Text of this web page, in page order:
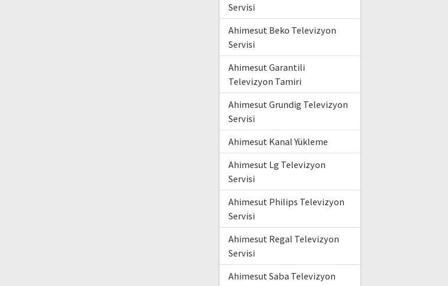
Servisi
Ahimesut Beko Televizyon
Servisi
Ahimesut Garantili
Televizyon Tamiri
Ahimesut Grundig Televizyon
Servisi
Ahimesut Kanal Yükleme
Ahimesut Lg Televizyon
Servisi
Ahimesut Philips Televizyon
Servisi
Ahimesut Regal Televizyon
Servisi
Ahimesut Saba Televizyon